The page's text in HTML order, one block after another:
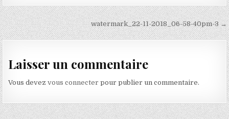
Navigation de l’articlewatermark_22-11-2018_06-58-40pm-3 →
Laisser un commentaire
Vous devezvous connecter pour publier un commentaire.